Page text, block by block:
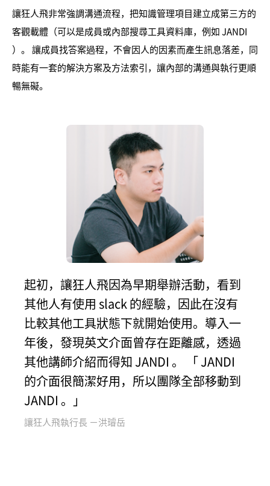
讓狂人飛非常強調溝通流程，把知識管理項目建立成第三方的
客觀載體（可以是成員或內部搜尋工具資料庫，例如 JANDI
）。 讓成員找答案過程，不會因人的因素而產生訊息落差，同
時能有一套的解決方案及方法索引，讓內部的溝通與執行更順
暢無礙。
起初，讓狂人飛因為早期舉辦活動，看到
其他人有使用 slack 的經驗，因此在沒有
比較其他工具狀態下就開始使用。導入一
年後，發現英文介面曾存在距離感，透過
其他講師介紹而得知 JANDI 。 「 JANDI
的介面很簡潔好用，所以團隊全部移動到
JANDI 。」
讓狂人飛執行長 －洪璿岳